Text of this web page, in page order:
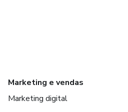
Marketing e vendas
Marketing digital